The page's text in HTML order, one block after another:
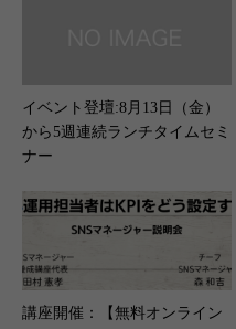
イベント登壇:8月13日（金）
から5週連続ランチタイムセミ
ナー
講座開催：【無料オンライン